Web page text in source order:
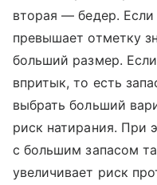
вторая — бедер.
превышает отметку
больший размер.
впритык, то есть
выбрать больший
риск натирания. При
с большим запасом
увеличивает риск